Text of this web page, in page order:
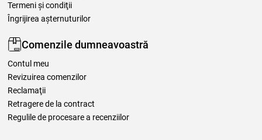
Termeni şi condiţii
Îngrijirea așternuturilor
Comenzile dumneavoastră
Contul meu
Revizuirea comenzilor
Reclamaţii
Retragere de la contract
Regulile de procesare a recenziilor